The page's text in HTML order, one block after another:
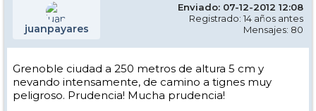
juanpayares
Enviado: 07-12-2012 12:08
Registrado: 14 años antes
Mensajes: 80
Grenoble ciudad a 250 metros de altura 5 cm y
nevando intensamente, de camino a tignes muy
peligroso. Prudencia! Mucha prudencia!